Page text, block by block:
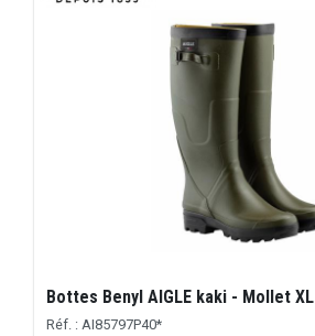
Bottes Benyl AIGLE kaki - Mollet XL
Réf. : AI85797P40*